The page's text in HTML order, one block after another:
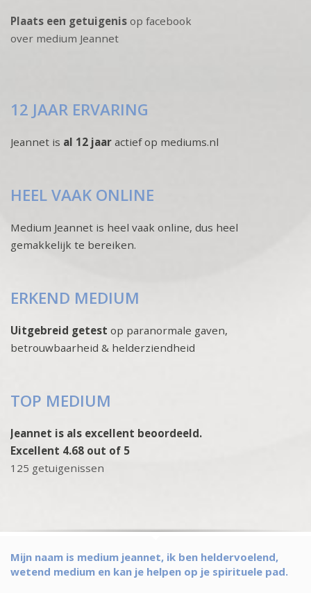
Plaats een getuigenis op facebook
over medium Jeannet
12 JAAR ERVARING
Jeannet is al 12 jaar actief op mediums.nl
HEEL VAAK ONLINE
Medium Jeannet is heel vaak online, dus heel
gemakkelijk te bereiken.
ERKEND MEDIUM
Uitgebreid getest op paranormale gaven,
betrouwbaarheid & helderziendheid
TOP MEDIUM
Jeannet is als excellent beoordeeld.
Excellent 4.68 out of 5
125 getuigenissen
Mijn naam is medium jeannet, ik ben heldervoelend,
wetend medium en kan je helpen op je spirituele pad.